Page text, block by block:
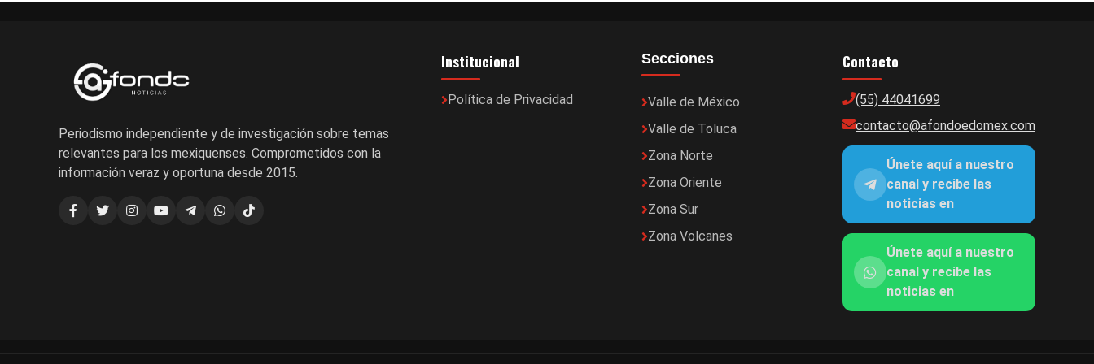
Periodismo independiente y de investigación sobre temas
relevantes para los mexiquenses. Comprometidos con la
información veraz y oportuna desde 2015.
Institucional
Política de Privacidad
Secciones
Valle de México
Valle de Toluca
Zona Norte
Zona Oriente
Zona Sur
Zona Volcanes
Contacto
(55) 44041699
contacto@afondoedomex.com
Únete aquí a nuestro
canal y recibe las
noticias en
Únete aquí a nuestro
canal y recibe las
noticias en